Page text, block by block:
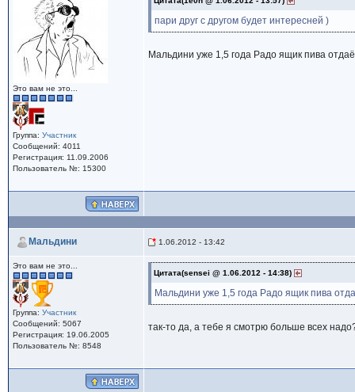
Это вам не это...
Группа: Участник
Сообщений: 4011
Регистрация: 11.09.2006
Пользователь №: 15300
пари друг с другом будет интересней )
Мальдини уже 1,5 года Радо ящик пива
Мальдини 1.06.2012 - 13:42
Это вам не это...
Группа: Участник
Сообщений: 5067
Регистрация: 19.06.2005
Пользователь №: 8548
Цитата(sensei @ 1.06.2012 - 14:38)
Мальдини уже 1,5 года Радо ящик пива
так-то да, а тебе я смотрю больше всех